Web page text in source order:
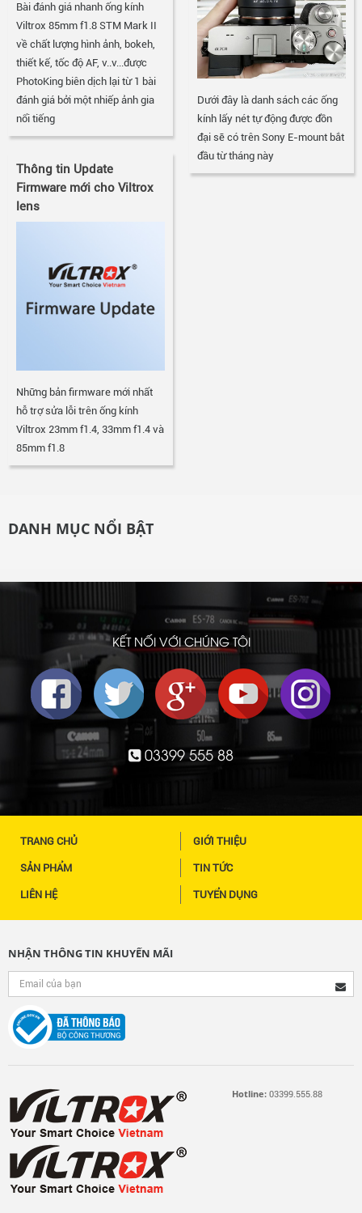
Bài đánh giá nhanh ống kính
Viltrox 85mm f1.8 STM Mark II
về chất lượng hình ảnh, bokeh,
thiết kế, tốc độ AF, v..v...được
PhotoKing biên dịch lại từ 1 bài
đánh giá bởi một nhiếp ảnh gia
nổi tiếng
Thông tin Update
Firmware mới cho Viltrox
lens
Những bản firmware mới nhất
hỗ trợ sửa lỗi trên ống kính
Viltrox 23mm f1.4, 33mm f1.4 và
85mm f1.8
Dưới đây là danh sách các ống
kính lấy nét tự động được đồn
đại sẽ có trên Sony E-mount bắt
đầu từ tháng này
DANH MỤC NỔI BẬT
KẾT NỐI VỚI CHÚNG TÔI
03399 555 88
TRANG CHỦ GIỚI THIỆU
SẢN PHẨM TIN TỨC
LIÊN HỆ TUYỂN DỤNG
NHẬN THÔNG TIN KHUYẾN MÃI
Hotline: 03399.555.88